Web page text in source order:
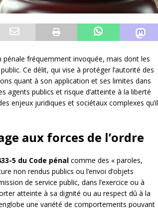
pénale fréquemment invoquée, mais dont les
Ce délit, qui vise à protéger l’autorité des
quant à son application et ses limites dans
agents publics et risque d’atteinte à la liberté
enjeux juridiques et sociétaux complexes qu’il
aux forces de l’ordre
5 du Code pénal comme des « paroles,
non rendus publics ou l’envoi d’objets
de service public, dans l’exercice ou à
atteinte à sa dignité ou au respect dû à la
une variété de comportements pouvant